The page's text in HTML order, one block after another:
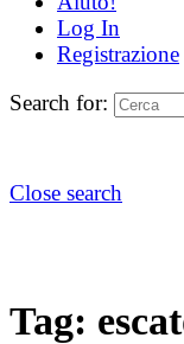
Log In
Registrazione
Search for:
Close search
Tag: